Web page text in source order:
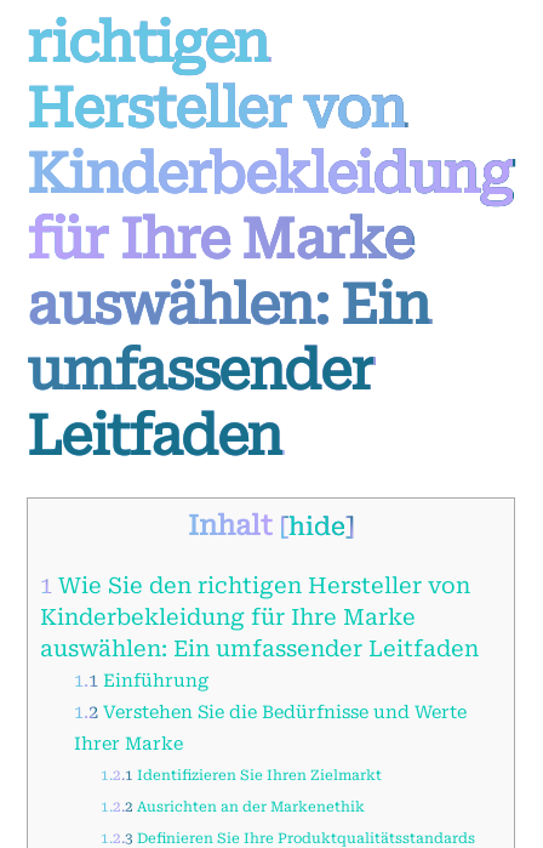
richtigen
Hersteller von
Kinderbekleidung
für Ihre Marke
auswählen: Ein
umfassender
Leitfaden
Inhalt [hide]
1 Wie Sie den richtigen Hersteller von
Kinderbekleidung für Ihre Marke
auswählen: Ein umfassender Leitfaden
1.1 Einführung
1.2Verstehen Sie die Bedürfnisse und Werte
Ihrer Marke
1.2.1 Identifizieren Sie Ihren Zielmarkt
1.2.2 Ausrichten an der Markenethik
1.2.3 Definieren Sie Ihre Produktqualitätsstandards